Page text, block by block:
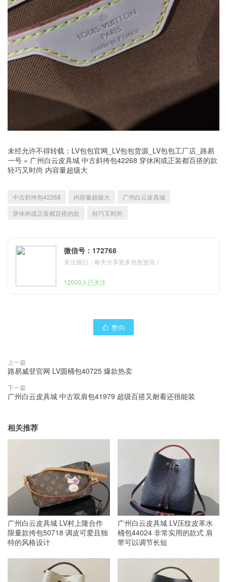
未经允许不得转载： LV包包官网_LV包包货源_LV包包工厂店_路易
一号 » 广州白云皮具城 中古斜挎包42268 穿休闲或正装都百搭的款
轻巧又时尚 内容量超级大
中古斜挎包42268 内容量超级大
广州白云皮具城
穿休闲或正装都百搭的款
轻巧又时尚
微信号：172768
关注我们，每天分享更多包包资讯！
12000人已关注
 赞(0)
上一篇
路易威登官网 LV圆桶包40725 爆款热卖
下一篇
广州白云皮具城 中古双肩包41979 超级百搭又耐看还很能装
相关推荐
广州白云皮具城 LV村上隆合作
限量款挎包50718 调皮可爱且独
特的风格设计
广州白云皮具城 LV压纹皮革水
桶包44024 非常实用的款式 肩
带可以调节长短